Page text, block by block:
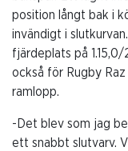
position långt bak i
invändigt i
fjärdeplats på
också för Rugby
ramlopp.
-Det blev som jag
ett snabbt slutvarv.